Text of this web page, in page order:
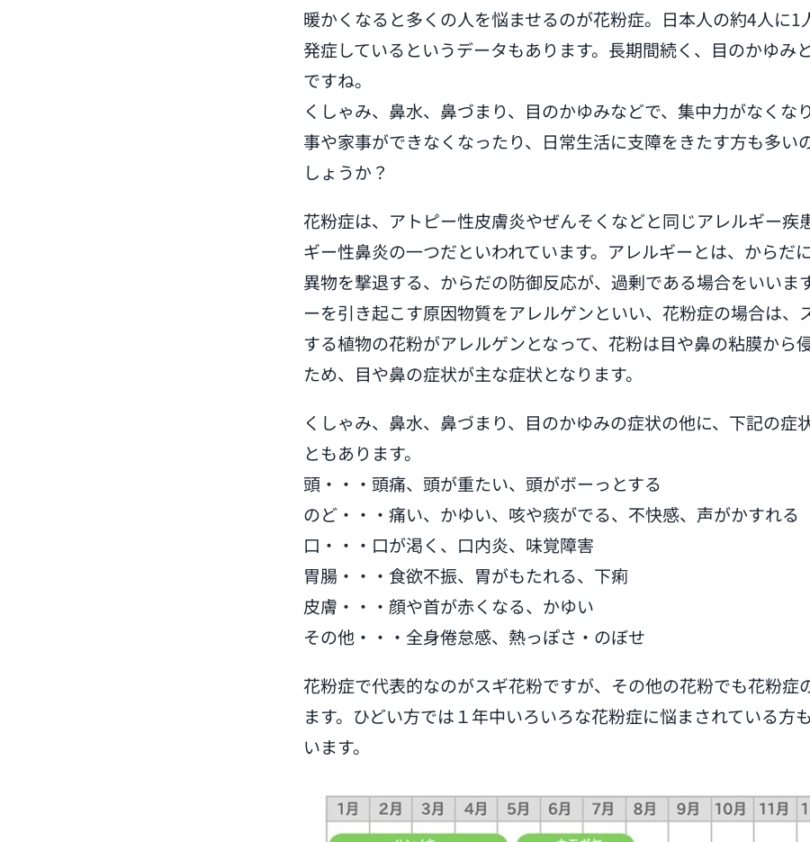
暖かくなると多くの人を悩ませるのが花粉症。日本人の約4人に1
発症しているというデータもあります。長期間続く、目のかゆみ
ですね。
くしゃみ、鼻水、鼻づまり、目のかゆみなどで、集中力がなくな
事や家事ができなくなったり、日常生活に支障をきたす方も多い
しょうか？
花粉症は、アトピー性皮膚炎やぜんそくなどと同じアレルギー疾
ギー性鼻炎の一つだといわれています。アレルギーとは、からだ
異物を撃退する、からだの防御反応が、過剰である場合をいいま
ーを引き起こす原因物質をアレルゲンといい、花粉症の場合は、
する植物の花粉がアレルゲンとなって、花粉は目や鼻の粘膜から
ため、目や鼻の症状が主な症状となります。
くしゃみ、鼻水、鼻づまり、目のかゆみの症状の他に、下記の症
ともあります。
頭・・・頭痛、頭が重たい、頭がボーっとする
のど・・・痛い、かゆい、咳や痰がでる、不快感、声がかすれる
口・・・口が渇く、口内炎、味覚障害
胃腸・・・食欲不振、胃がもたれる、下痢
皮膚・・・顔や首が赤くなる、かゆい
その他・・・全身倦怠感、熱っぽさ・のぼせ
花粉症で代表的なのがスギ花粉ですが、その他の花粉でも花粉症
ます。ひどい方では１年中いろいろな花粉症に悩まされている方
います。